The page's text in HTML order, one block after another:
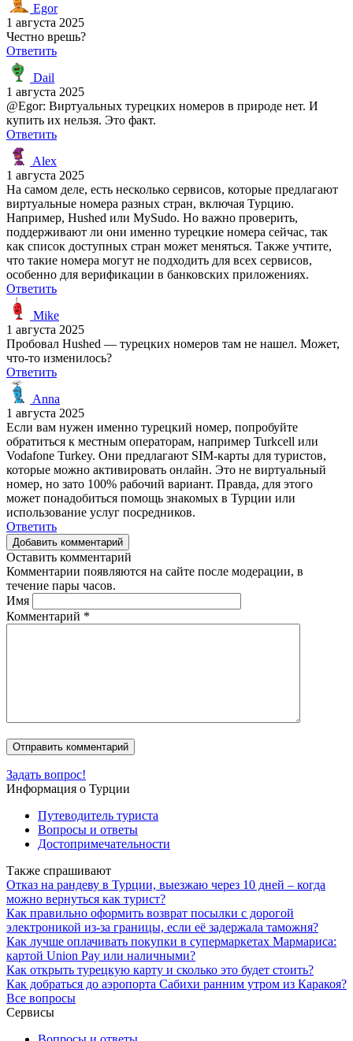
Egor
1 августа 2025
Честно врешь?
Ответить
Dail
1 августа 2025
@Egor: Виртуальных турецких номеров в природе нет. И
купить их нельзя. Это факт.
Ответить
Alex
1 августа 2025
На самом деле, есть несколько сервисов, которые предлагают
виртуальные номера разных стран, включая Турцию.
Например, Hushed или MySudo. Но важно проверить,
поддерживают ли они именно турецкие номера сейчас, так
как список доступных стран может меняться. Также учтите,
что такие номера могут не подходить для всех сервисов,
особенно для верификации в банковских приложениях.
Ответить
Mike
1 августа 2025
Пробовал Hushed — турецких номеров там не нашел. Может,
что-то изменилось?
Ответить
Anna
1 августа 2025
Если вам нужен именно турецкий номер, попробуйте
обратиться к местным операторам, например Turkcell или
Vodafone Turkey. Они предлагают SIM-карты для туристов,
которые можно активировать онлайн. Это не виртуальный
номер, но зато 100% рабочий вариант. Правда, для этого
может понадобиться помощь знакомых в Турции или
использование услуг посредников.
Ответить
Добавить комментарий
Оставить комментарий
Комментарии появляются на сайте после модерации, в
течение пары часов.
Имя
Комментарий *
Задать вопрос!
Информация о Турции
Путеводитель туриста
Вопросы и ответы
Достопримечательности
Также спрашивают
Отказ на рандеву в Турции, выезжаю через 10 дней – когда
можно вернуться как турист?
Как правильно оформить возврат посылки с дорогой
электроникой из-за границы, если её задержала таможня?
Как лучше оплачивать покупки в супермаркетах Мармариса:
картой Union Pay или наличными?
Как открыть турецкую карту и сколько это будет стоить?
Как добраться до аэропорта Сабихи ранним утром из Каракоя?
Все вопросы
Сервисы